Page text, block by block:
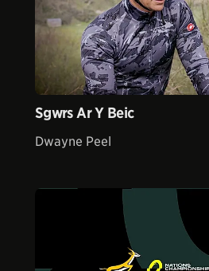
Sgwrs Ar Y Beic
Dwayne Peel